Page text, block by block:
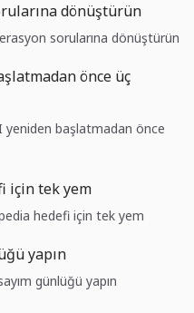
dönüştürün
sorularına dönüştürün
önce üç
yeniden başlatmadan önce
için tek yem
hedefi için tek yem
yapın
günlüğü yapın